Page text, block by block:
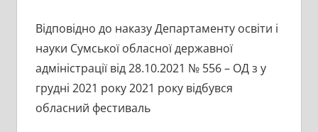
Відповідно до наказу Департаменту освіти і
науки Сумської обласної державної
адміністрації від 28.10.2021 № 556 – ОД з у
грудні 2021 року 2021 року відбувся
обласний фестиваль